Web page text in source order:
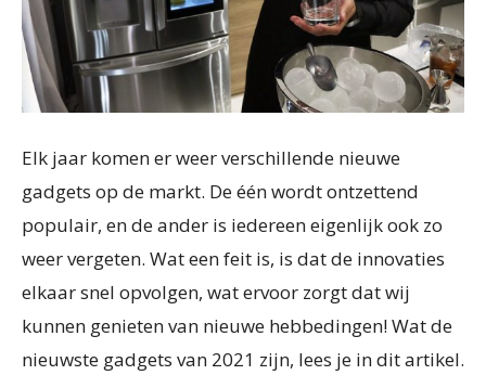
Elk jaar komen er weer verschillende nieuwe
gadgets op de markt. De één wordt ontzettend
populair, en de ander is iedereen eigenlijk ook zo
weer vergeten. Wat een feit is, is dat de innovaties
elkaar snel opvolgen, wat ervoor zorgt dat wij
kunnen genieten van nieuwe hebbedingen! Wat de
nieuwste gadgets van 2021 zijn, lees je in dit artikel.